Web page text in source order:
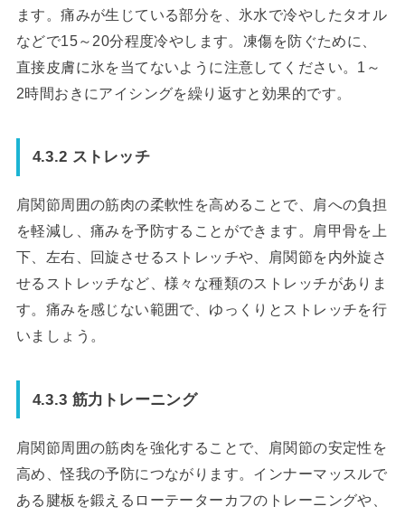
ます。痛みが生じている部分を、氷水で冷やしたタオル
などで15～20分程度冷やします。凍傷を防ぐために、
直接皮膚に氷を当てないように注意してください。1～
2時間おきにアイシングを繰り返すと効果的です。
4.3.2 ストレッチ
肩関節周囲の筋肉の柔軟性を高めることで、肩への負担
を軽減し、痛みを予防することができます。肩甲骨を上
下、左右、回旋させるストレッチや、肩関節を内外旋さ
せるストレッチなど、様々な種類のストレッチがありま
す。痛みを感じない範囲で、ゆっくりとストレッチを行
いましょう。
4.3.3 筋力トレーニング
肩関節周囲の筋肉を強化することで、肩関節の安定性を
高め、怪我の予防につながります。インナーマッスルで
ある腱板を鍛えるローテーターカフのトレーニングや、